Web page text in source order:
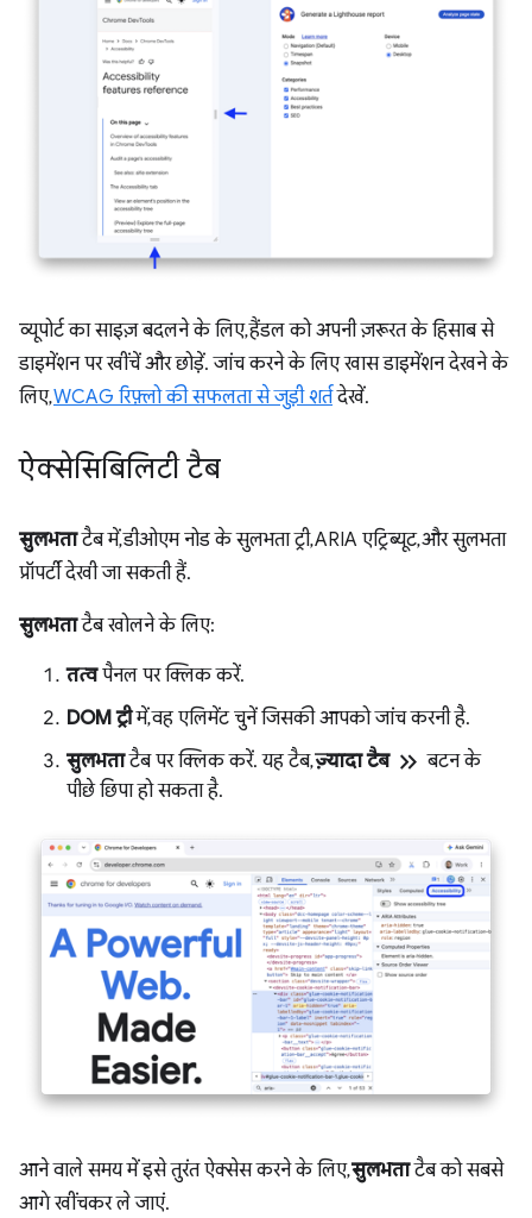
व्यूपोर्ट का साइज़ बदलने के लिए, हैंडल को अपनी ज़रूरत के हिसाब से
डाइमेंशन पर खींचें और छोड़ें. जांच करने के लिए खास डाइमेंशन देखने के
लिए,WCAG रिफ़्लो की सफलता से जुड़ी शर्तदेखें.
ऐक्सेसिबिलिटी टैब
सुलभताटैब में, डीओएम नोड के सुलभता ट्री, ARIA एट्रिब्यूट, और सुलभता
प्रॉपर्टी देखी जा सकती हैं.
सुलभताटैब खोलने के लिए:
तत्वपैनल पर क्लिक करें.
DOM ट्रीमें, वह एलिमेंट चुनें जिसकी आपको जांच करनी है.
सुलभताटैब पर क्लिक करें. यह टैब,ज़्यादा टैब keyboard_double_arrow_right बटन के
पीछे छिपा हो सकता है.
आने वाले समय में इसे तुरंत ऐक्सेस करने के लिए,सुलभताटैब को सबसे
आगे खींचकर ले जाएं.